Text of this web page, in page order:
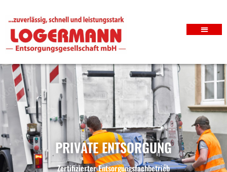
PRIVATE ENTSORGUNG
Zertifizierter Entsorgungsfachbetrieb